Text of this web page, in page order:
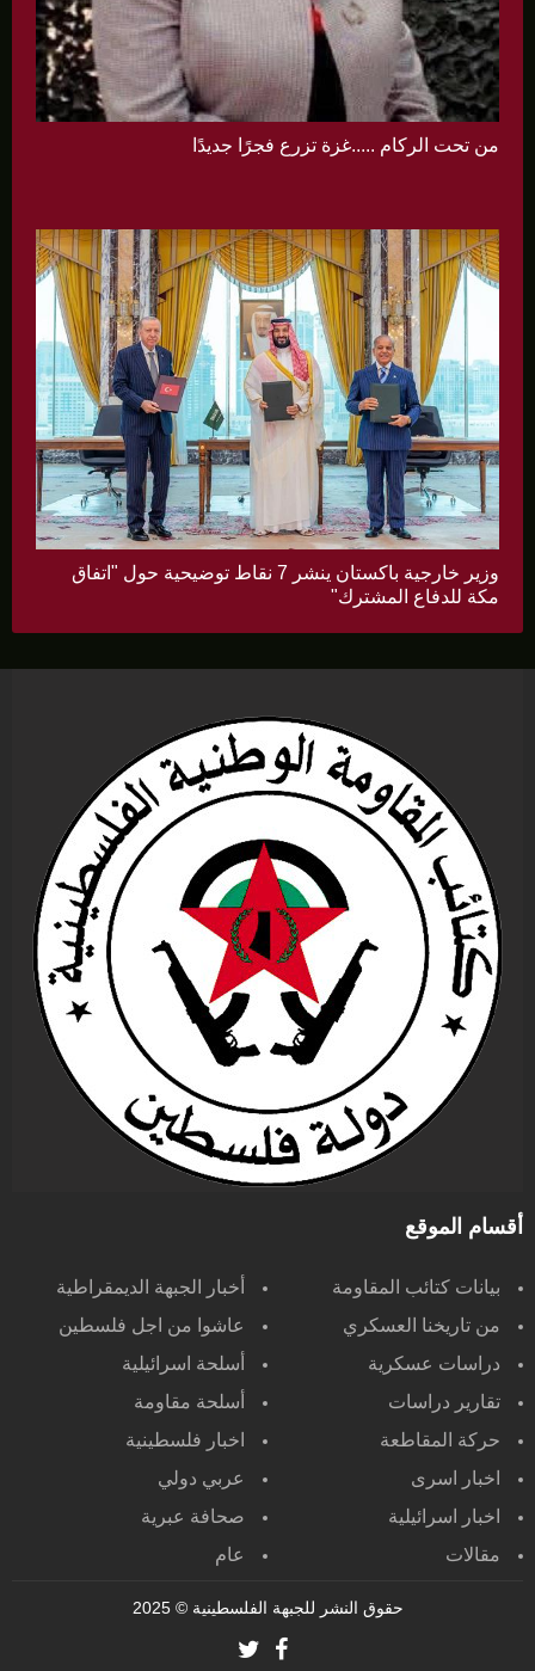
من تحت الركام .....غزة تزرع فجرًا جديدًا
وزير خارجية باكستان ينشر 7 نقاط توضيحية حول "اتفاق
مكة للدفاع المشترك"
أقسام الموقع
بيانات كتائب المقاومة
أخبار الجبهة الديمقراطية
من تاريخنا العسكري
عاشوا من اجل فلسطين
دراسات عسكرية
أسلحة اسرائيلية
تقارير دراسات
أسلحة مقاومة
حركة المقاطعة
اخبار فلسطينية
اخبار اسرى
عربي دولي
اخبار اسرائيلية
صحافة عبرية
مقالات
عام
حقوق النشر للجبهة الفلسطينية© 2025